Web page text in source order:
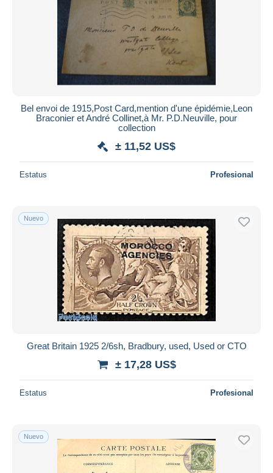
Bel envoi de 1915,Post Card,mention d'une épidémie,Leon
Braconier et André Collinet,à Mr. P.D.Neuville, pour
collection
± 11,52 US$
Estatus Profesional
Nuevo
Great Britain 1925 2/6sh, Bradbury, used, Used or CTO
± 17,28 US$
Estatus Profesional
Nuevo